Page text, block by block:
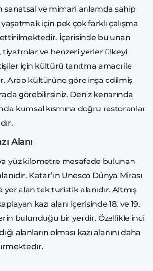
sanatsal ve mimari anlamda sahip
için pek çok farklı çalışma
İçerisinde bulunan
tiyatrolar ve benzeri yerler ülkeyi
için kültürü tanıtma amacı ile
Arap kültürüne göre inşa edilmiş
görebilirsiniz. Deniz kenarında
kumsal kısmına doğru restoranlar
Alanı
yüz kilometre mesafede bulunan
Katar’ın Unesco Dünya Mirası
yer alan tek turistik alanıdır. Altmış
kazı alanı içerisinde 18. ve 19.
bulunduğu bir yerdir. Özellikle inci
alanların olması kazı alanını daha